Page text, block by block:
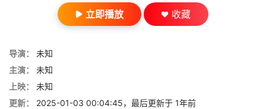
立即播放 收藏
导演：
未知
主演：
未知
上映：
未知
更新：
2025-01-03 00:04:45，最后更新于 1年前